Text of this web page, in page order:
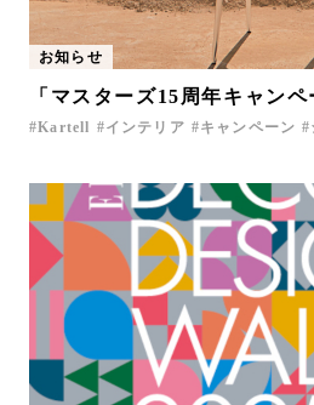
お知らせ
「マスターズ15周年キャン
Kartell インテリア キャンペーン